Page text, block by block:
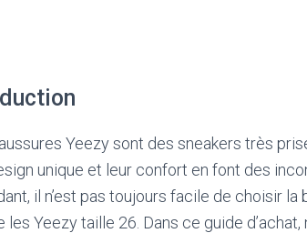
Yeezy sont des sneakers très
unique et leur confort en font des
il n’est pas toujours facile de choisir
les Yeezy taille 26. Dans ce guide